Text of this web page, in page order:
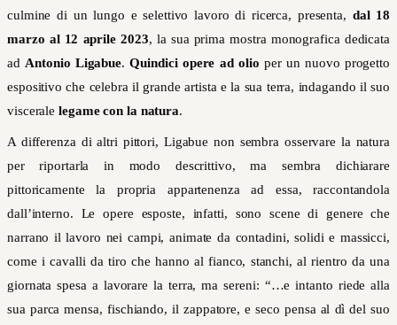
culmine di un lungo e selettivo lavoro di ricerca, presenta, dal 18
marzo al 12 aprile 2023, la sua prima mostra monografica dedicata
ad Antonio Ligabue.Quindici opere ad olio per un nuovo progetto
espositivo che celebra il grande artista e la sua terra, indagando il suo
visceralelegame con la natura.
A differenza di altri pittori, Ligabue non sembra osservare la natura
per riportarla in modo descrittivo, ma sembra dichiarare
pittoricamente la propria appartenenza ad essa, raccontandola
dall’interno. Le opere esposte, infatti, sono scene di genere che
narrano il lavoro nei campi, animate da contadini, solidi e massicci,
come i cavalli da tiro che hanno al fianco, stanchi, al rientro da una
giornata spesa a lavorare la terra, ma sereni: “…e intanto riede alla
sua parca mensa, fischiando, il zappatore, e seco pensa al dì del suo